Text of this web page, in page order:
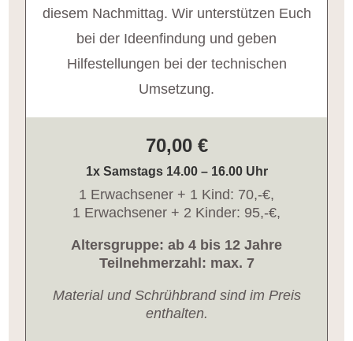
diesem Nachmittag. Wir unterstützen Euch
bei der Ideenfindung und geben
Hilfestellungen bei der technischen
Umsetzung.
70,00 €
1x Samstags 14.00 – 16.00 Uhr
1 Erwachsener + 1 Kind: 70,-€,
1 Erwachsener + 2 Kinder: 95,-€,
Altersgruppe: ab 4 bis 12 Jahre
Teilnehmerzahl: max. 7
Material und Schrühbrand sind im Preis
enthalten.